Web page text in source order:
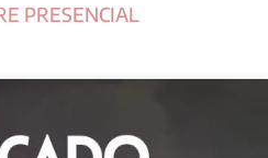
PRESENCIAL